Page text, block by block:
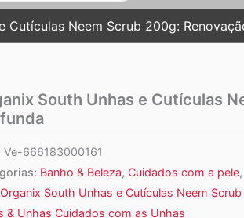
Cutículas Neem Scrub 200g:
South Unhas e Cutículas
Ve-666183000161
Banho & Beleza, Cuidados com a pele,
Organix South Unhas e Cutículas Neem
& Unhas Cuidados com as Unhas